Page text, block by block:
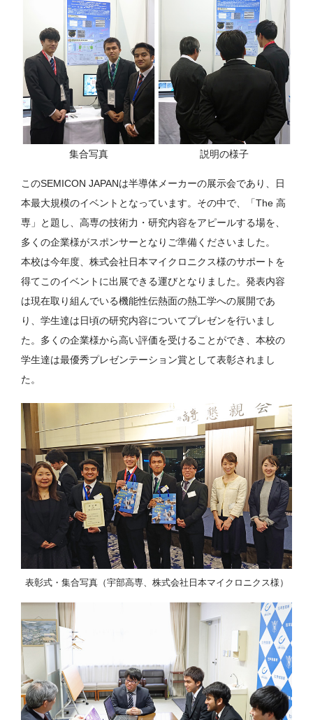
集合写真 説明の様子
このSEMICON JAPANは半導体メーカーの展示会であり、日
本最大規模のイベントとなっています。その中で、「The 高
専」と題し、高専の技術力・研究内容をアピールする場を、
多くの企業様がスポンサーとなりご準備くださいました。
本校は今年度、株式会社日本マイクロニクス様のサポートを
得てこのイベントに出展できる運びとなりました。発表内容
は現在取り組んでいる機能性伝熱面の熱工学への展開であ
り、学生達は日頃の研究内容についてプレゼンを行いまし
た。多くの企業様から高い評価を受けることができ、本校の
学生達は最優秀プレゼンテーション賞として表彰されまし
た。
表彰式・集合写真（宇部高専、株式会社日本マイクロニクス様）